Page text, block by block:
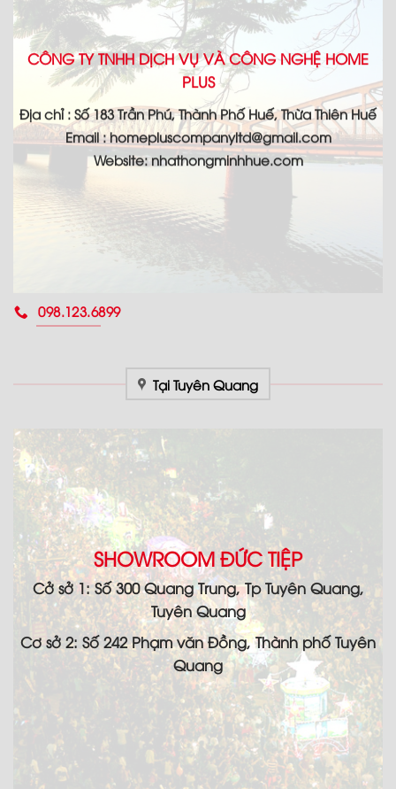
CÔNG TY TNHH DỊCH VỤ VÀ CÔNG NGHỆ HOME
PLUS
Địa chỉ : Số 183 Trần Phú, Thành Phố Huế, Thừa Thiên Huế
Email : homepluscompanyltd@gmail.com
Website: nhathongminhhue.com
098.123.6899
Tại Tuyên Quang
SHOWROOM ĐỨC TIỆP
Cở sở 1: Số 300 Quang Trung, Tp Tuyên Quang,
Tuyên Quang
Cơ sở 2: Số 242 Phạm văn Đồng, Thành phố Tuyên
Quang